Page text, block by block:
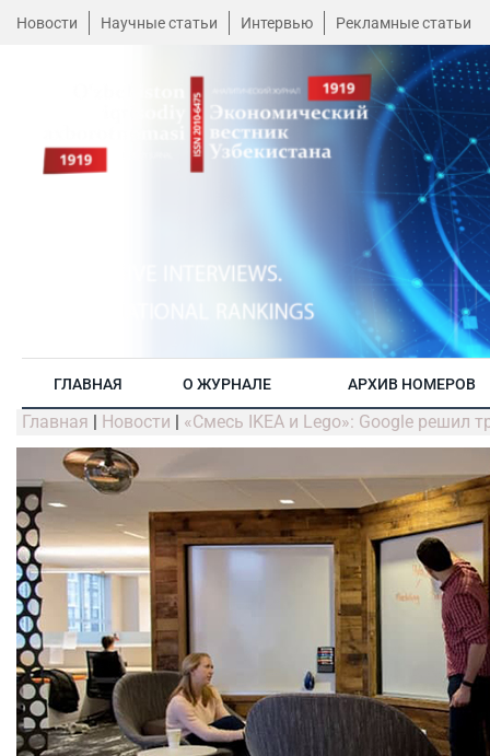
Новости Научные статьи Интервью Рекламные статьи
ГЛАВНАЯ О ЖУРНАЛЕ АРХИВ НОМЕРОВ
Главная | Новости | «Смесь IKEA и Lego»: Google решил